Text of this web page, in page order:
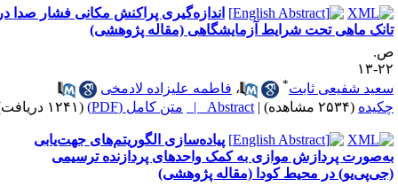
اندازه‌گیری پراکنش مکانی فشار صدا در
ماهی تحت شرایط آزمایشگاهی (مقاله پژوهشی)
۱۳
شفیعی ثابت
،فاطمه علیزاده لادمخی
(۲۵۳۴ مشاهده) |
Abstract | متن کامل (PDF) (۱۲۴۱ دریافت)
پیاده‌سازی الگوریتم‌های جهت‌یابی
پردازش موازی به کمک واحدهای پردازنده ترسیمی
در محیط کودا (مقاله پژوهشی)